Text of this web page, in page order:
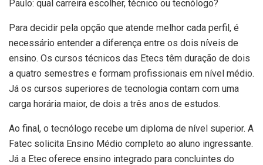
Paulo: qual carreira escolher, técnico ou tecnólogo?
Para decidir pela opção que atende melhor cada perfil, é
necessário entender a diferença entre os dois níveis de
ensino. Os cursos técnicos das Etecs têm duração de dois
a quatro semestres e formam profissionais em nível médio.
Já os cursos superiores de tecnologia contam com uma
carga horária maior, de dois a três anos de estudos.
Ao final, o tecnólogo recebe um diploma de nível superior. A
Fatec solicita Ensino Médio completo ao aluno ingressante.
Já a Etec oferece ensino integrado para concluintes do